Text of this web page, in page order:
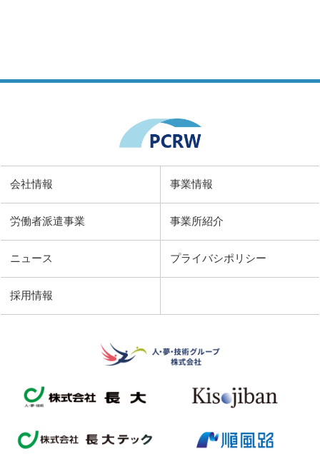
会社情報 事業情報
労働者派遣事業 事業所紹介
ニュース
採用情報
プライバシポリシー